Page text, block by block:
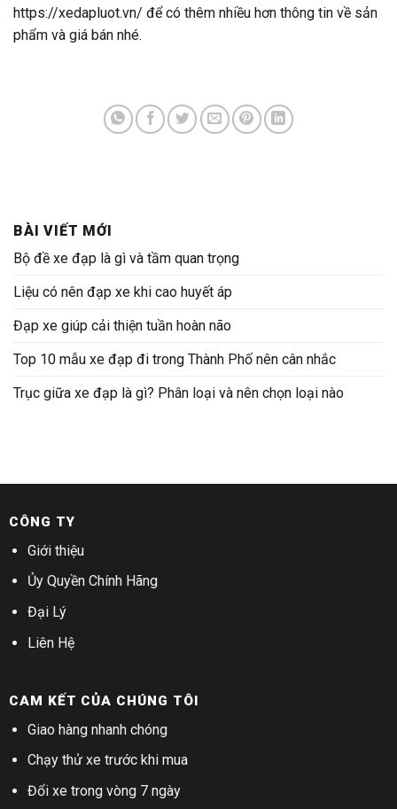
https://xedapluot.vn/ để có thêm nhiều hơn thông tin về sản
phẩm và giá bán nhé.
BÀI VIẾT MỚI
Bộ đề xe đạp là gì và tầm quan trọng
Liệu có nên đạp xe khi cao huyết áp
Đạp xe giúp cải thiện tuần hoàn não
Top 10 mẫu xe đạp đi trong Thành Phố nên cân nhắc
Trục giữa xe đạp là gì? Phân loại và nên chọn loại nào
CÔNG TY
Giới thiệu
Ủy Quyền Chính Hãng
Đại Lý
Liên Hệ
CAM KẾT CỦA CHÚNG TÔI
Giao hàng nhanh chóng
Chạy thử xe trước khi mua
Đổi xe trong vòng 7 ngày